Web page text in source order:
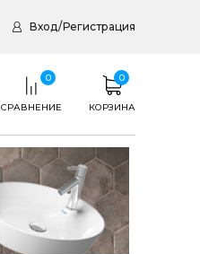
Вход/Регистрация
0
СРАВНЕНИЕ
0
КОРЗИНА